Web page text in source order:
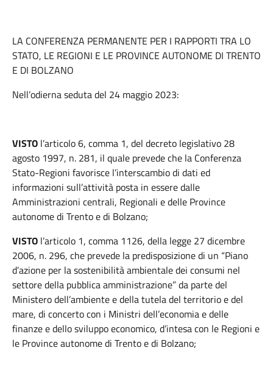
LA CONFERENZA PERMANENTE PER I RAPPORTI TRA LO
STATO, LE REGIONI E LE PROVINCE AUTONOME DI TRENTO
E DI BOLZANO
Nell’odierna seduta del 24 maggio 2023:
VISTO l’articolo 6, comma 1, del decreto legislativo 28
agosto 1997, n. 281, il quale prevede che la Conferenza
Stato-Regioni favorisce l’interscambio di dati ed
informazioni sull’attività posta in essere dalle
Amministrazioni centrali, Regionali e delle Province
autonome di Trento e di Bolzano;
VISTO l’articolo 1, comma 1126, della legge 27 dicembre
2006, n. 296, che prevede la predisposizione di un “Piano
d’azione per la sostenibilità ambientale dei consumi nel
settore della pubblica amministrazione” da parte del
Ministero dell’ambiente e della tutela del territorio e del
mare, di concerto con i Ministri dell’economia e delle
finanze e dello sviluppo economico, d’intesa con le Regioni e
le Province autonome di Trento e di Bolzano;